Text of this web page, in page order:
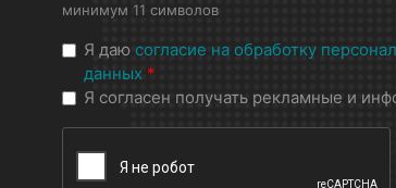
минимум 11 символов
Я даю согласие на обработку
данных *
Я согласен получать рекламные и